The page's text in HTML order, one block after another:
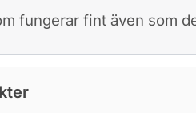
fungerar fint även som